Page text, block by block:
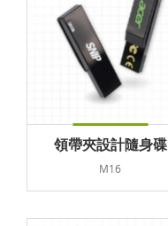
領帶夾設計隨身碟
M16